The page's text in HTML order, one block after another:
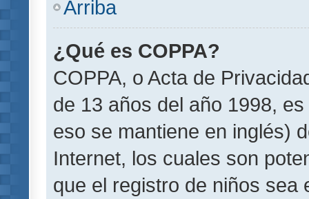
Arriba
¿Qué es COPPA?
COPPA, o Acta de
de 13 años del año 1998,
eso se mantiene en inglés)
Internet, los cuales son
que el registro de niños sea